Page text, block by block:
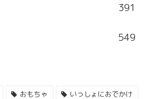
391
549
おもちゃ
いっしょにおでかけ